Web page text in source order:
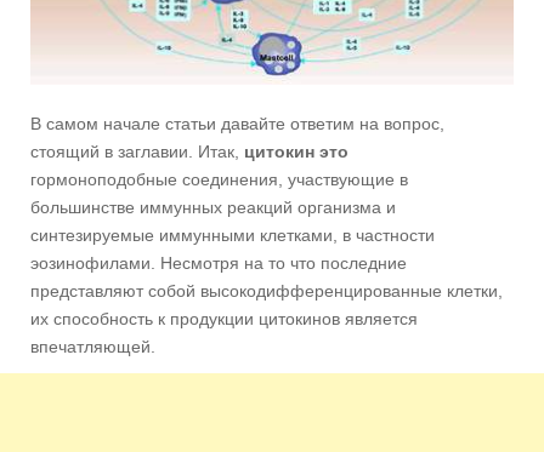
В самом начале статьи давайте ответим на вопрос,
стоящий в заглавии. Итак, цитокин это
гормоноподобные соединения, участвующие в
большинстве иммунных реакций организма и
синтезируемые иммунными клетками, в частности
эозинофилами. Несмотря на то что последние
представляют собой высокодифференцированные клетки,
их способность к продукции цитокинов является
впечатляющей.